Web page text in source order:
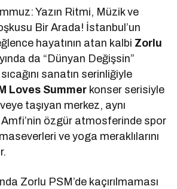
Yazın Ritmi, Müzik ve
Bir Arada! İstanbul’un
hayatının atan kalbi Zorlu
da “Dünyan Değişsin”
sanatın serinliğiyle
Loves Summer konser serisiyle
taşıyan merkez, aynı
özgür atmosferinde spor
ve yoga meraklılarını
Zorlu PSM’de kaçırılmaması